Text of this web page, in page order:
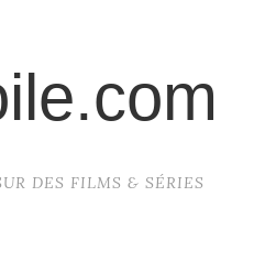
DES FILMS & SÉRIES